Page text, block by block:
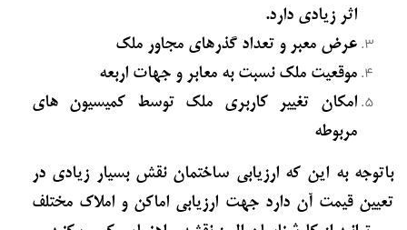
اثر زیادی دارد.
عرض معبر و تعداد گذرهای مجاور ملک
موقعیت ملک نسبت به معابر و جهات اربعه
امکان تغییر کاربری ملک توسط کمیسیون های
مربوطه
باتوجه به این که ارزیابی ساختمان نقش بسیار زیادی در
تعیین قیمت آن دارد جهت ارزیابی اماکن و املاک مختلف